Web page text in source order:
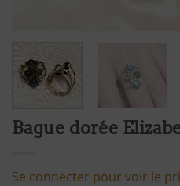
Bague dorée
Se connecter pour voir le